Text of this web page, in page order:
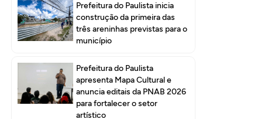
Prefeitura do Paulista inicia
construção da primeira das
três areninhas previstas para o
município
Prefeitura do Paulista
apresenta Mapa Cultural e
anuncia editais da PNAB 2026
para fortalecer o setor
artístico